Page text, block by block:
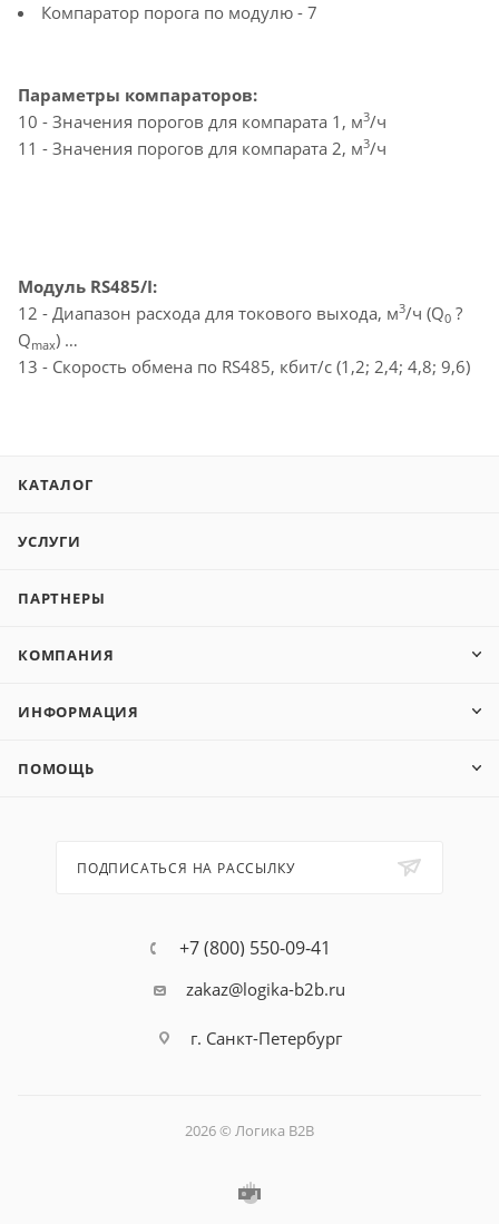
Компаратор порога по модулю - 7
Параметры компараторов:
10 - Значения порогов для компарата 1, м3/ч
11 - Значения порогов для компарата 2, м3/ч
Модуль RS485/I:
12 - Диапазон расхода для токового выхода, м3/ч (Q0 ?
Qmax)
13 - Скорость обмена по RS485, кбит/с (1,2; 2,4; 4,8; 9,6)
КАТАЛОГ
УСЛУГИ
ПАРТНЕРЫ
КОМПАНИЯ
ИНФОРМАЦИЯ
ПОМОЩЬ
ПОДПИСАТЬСЯ НА РАССЫЛКУ
+7 (800) 550-09-41
zakaz@logika-b2b.ru
г. Санкт-Петербург
2026 © Логика B2B